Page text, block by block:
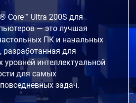
Core™ Ultra 200S для
— это лучшая
ПК и начальных
разработанная для
интеллектуальной
для самых
задач.